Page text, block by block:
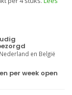
en België
per week open